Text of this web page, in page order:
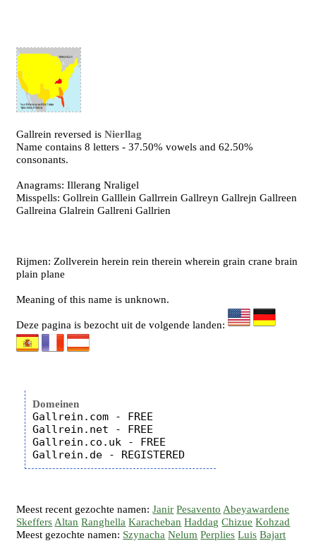
Gallrein reversed isNierllag
Name contains 8 letters - 37.50% vowels and 62.50%
consonants.
Anagrams: Illerang Nraligel
Misspells: Gollrein Galllein Gallrrein Gallreyn Gallrejn Gallreen
Gallreina Glalrein Gallreni Gallrien
Rijmen: Zollverein herein rein therein wherein grain crane brain
plain plane
Meaning of this name is unknown.
Deze pagina is bezocht uit de volgende landen:
Domeinen
Gallrein.com - FREE
Gallrein.net - FREE
Gallrein.co.uk - FREE
Meest recent gezochte namen:Janir Pesavento Abeyawardene
Skeffers Altan Ranghella Karacheban Haddag Chizue Kohzad
Meest gezochte namen: Szynacha Nelum Perplies Luis Bajart